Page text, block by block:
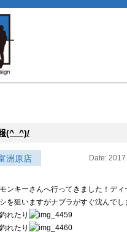
(^_^)/
洲原店 Date:
ンキーさんへ行ってきました！デ
を狙いますがナブラがすぐ沈んで
れたり
れたり